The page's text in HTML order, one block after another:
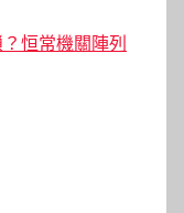
恒常機關陣列